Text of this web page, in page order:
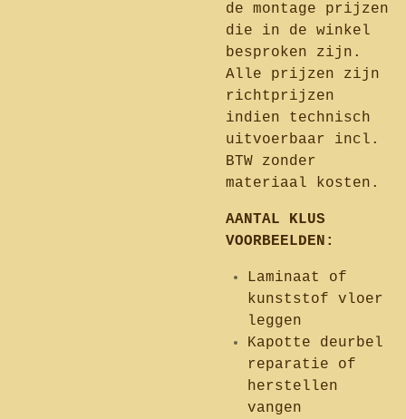
de montage prijzen
die in de winkel
besproken zijn.
Alle prijzen zijn
richtprijzen
indien technisch
uitvoerbaar incl.
BTW zonder
materiaal kosten.
AANTAL KLUS
VOORBEELDEN:
Laminaat of
kunststof vloer
leggen
Kapotte deurbel
reparatie of
herstellen
vangen